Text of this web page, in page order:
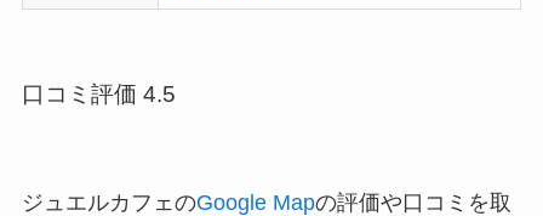
口コミ評価 4.5
ジュエルカフェのGoogle Mapの評価や口コミを取